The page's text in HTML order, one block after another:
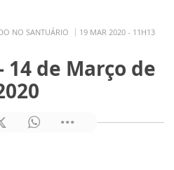
NO SANTUÁRIO 19 MAR 2020 - 11H13
14 de Março de